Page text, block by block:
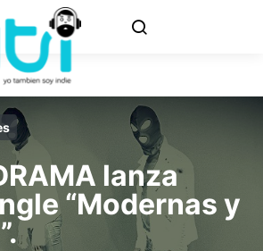
lanza
“Modernas y